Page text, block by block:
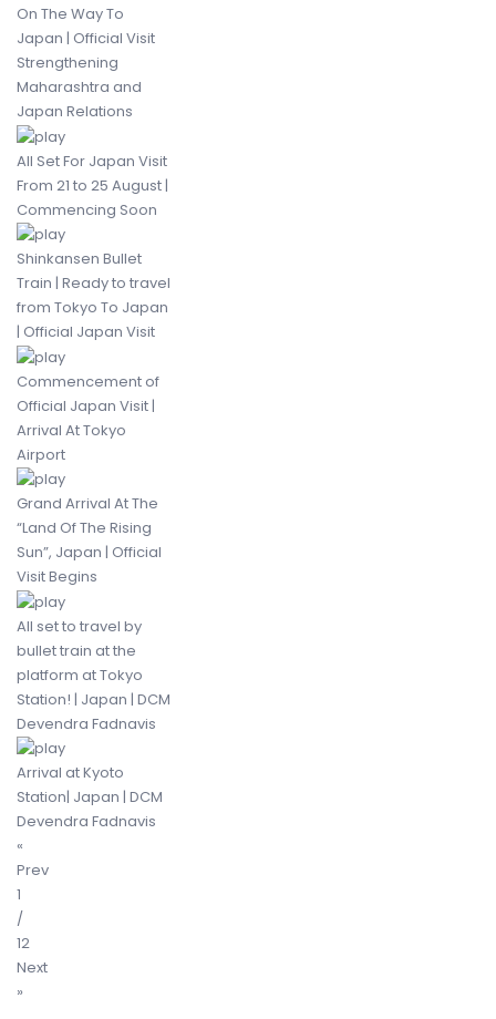
On The Way To
Japan | Official Visit
Strengthening
Maharashtra and
Japan Relations
All Set For Japan Visit
From 21 to 25 August |
Commencing Soon
Shinkansen Bullet
Train | Ready to travel
from Tokyo To Japan
| Official Japan Visit
Commencement of
Official Japan Visit |
Arrival At Tokyo
Airport
Grand Arrival At The
“Land Of The Rising
Sun”, Japan | Official
Visit Begins
All set to travel by
bullet train at the
platform at Tokyo
Station! | Japan | DCM
Devendra Fadnavis
Arrival at Kyoto
Station| Japan | DCM
Devendra Fadnavis
«
Prev
1
/
12
Next
»